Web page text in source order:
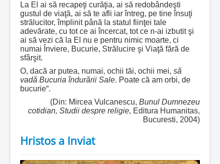
La El ai să recapeţi curăţia, ai să redobândeşti
gustul de viaţă, ai să te afli iar întreg, pe tine însuţi
strălucitor, împlinit până la statul fiinţei tale
adevărate, cu tot ce ai încercat, tot ce n-ai izbutit şi
ai să vezi că la El nu e pentru nimic moarte, ci
numai Înviere, Bucurie, Strălucire şi Viaţă fără de
sfârşit.
O, dacă ar putea, numai, ochii tăi, ochii mei, să
vadă Bucuria îndurării Sale. Poate că am orbi, de
bucurie“.
(Din: Mircea Vulcanescu, Bunul Dumnezeu
cotidian, Studii despre religie, Editura Humanitas,
Bucuresti, 2004)
Hristos a Inviat